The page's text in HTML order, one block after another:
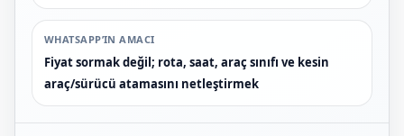
WHATSAPP’IN AMACI
Fiyat sormak değil; rota, saat, araç sınıfı ve kesin
araç/sürücü atamasını netleştirmek